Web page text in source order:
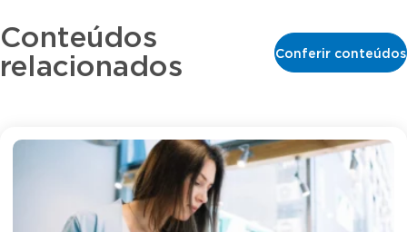
Conteúdos
relacionados
Conferir conteúdos